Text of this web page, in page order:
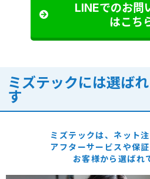
LINEでのお問
はこち
ミズテックには選ば
す
ミズテックは、ネット
アフターサービスや保
お客様から選ばれ